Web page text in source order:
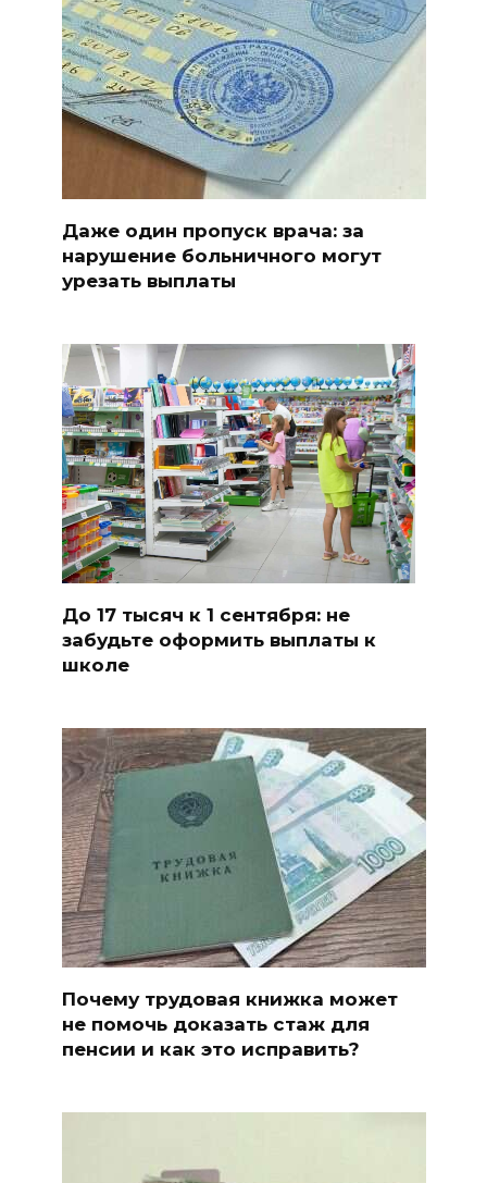
Даже один пропуск врача: за
нарушение больничного могут
урезать выплаты
До 17 тысяч к 1 сентября: не
забудьте оформить выплаты к
школе
Почему трудовая книжка может
не помочь доказать стаж для
пенсии и как это исправить?